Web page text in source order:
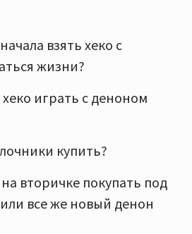
взять хеко с
жизни?
играть с деноном
купить?
вторичке покупать под
все же новый денон